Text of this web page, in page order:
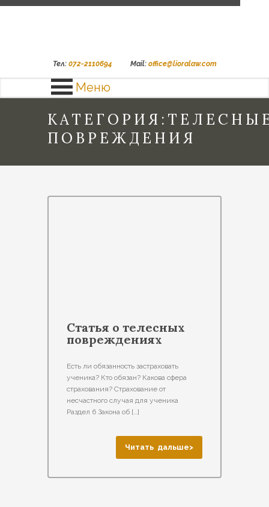
Тел: 072-2110694 Mail: office@lioralaw.com
Меню
ПОВРЕЖДЕНИЯ
Статья о телесных
повреждениях
Есть ли обязанность застраховать
ученика? Кто обязан? Какова сфера
страхования? Страхование от
несчастного случая для ученика
Раздел 6 Закона об […]
Читать дальше>